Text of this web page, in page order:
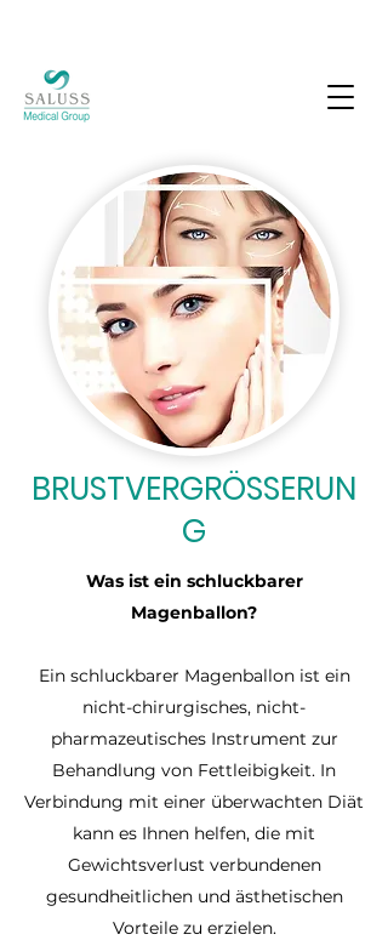
BRUSTVERGRÖSSERUN
G
Was ist ein schluckbarer
Magenballon?
Ein schluckbarer Magenballon ist ein
nicht-chirurgisches, nicht-
pharmazeutisches Instrument zur
Behandlung von Fettleibigkeit. In
Verbindung mit einer überwachten Diät
kann es Ihnen helfen, die mit
Gewichtsverlust verbundenen
gesundheitlichen und ästhetischen
Vorteile zu erzielen.